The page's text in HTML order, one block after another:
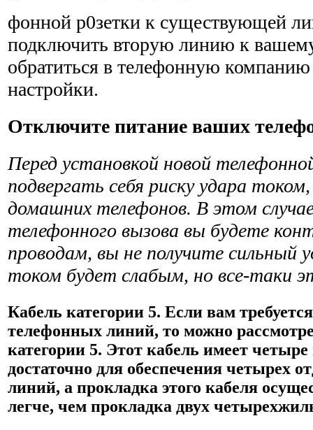
фонной р0зетки к существующей
подключить вторую линию к
обратиться в телефонную
настройки.
Отключите питание ваших
Перед установкой новой
подвергать себя риску удара
домашних телефонов. В этом
телефонного вызова вы будете
проводам, вы не получите сильный
током будет слабым, но все-таки
Кабель категории 5. Если вам
телефонных линий, то можно
категории 5. Этот кабель имеет
достаточно для обеспечения четырех
линий, а прокладка этого кабеля
легче, чем прокладка двух